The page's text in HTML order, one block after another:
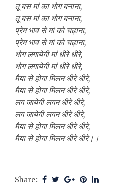
तू बस मां का भोग बनाना,
तू बस मां का भोग बनाना,
प्रेम भाव से मां को चढ़ाना,
प्रेम भाव से मां को चढ़ाना,
भोग लगायेगी मां धीरे धीरे,
भोग लगायेगी मां धीरे धीरे,
मैया से होगा मिलन धीरे धीरे,
मैया से होगा मिलन धीरे धीरे,
लग जायेगी लगन धीरे धीरे,
लग जायेगी लगन धीरे धीरे,
मैया से होगा मिलन धीरे धीरे,
मैया से होगा मिलन धीरे धीरे।।
Share: